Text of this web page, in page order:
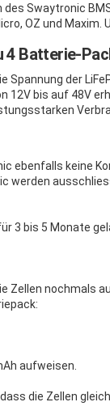
Swaytronic
OZ und
4 Batterie-
Spannung der
12V bis auf 48V
ebenfalls keine
werden
3 bis 5 Monate
Zellen nochmals
aufweisen.
die Zellen